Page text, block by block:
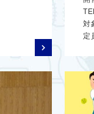
対
定